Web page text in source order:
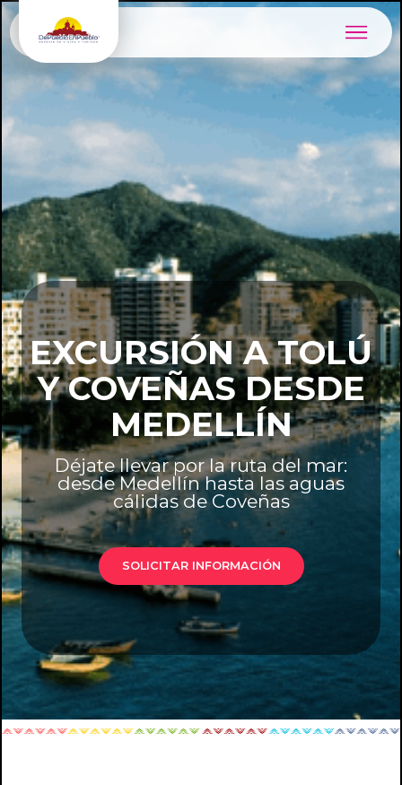
EXCURSIÓN A TOLÚ
Y COVEÑAS DESDE
MEDELLÍN
Déjate llevar por la ruta del mar:
desde Medellín hasta las aguas
cálidas de Coveñas
SOLICITAR INFORMACIÓN